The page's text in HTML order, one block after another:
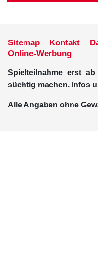
Sitemap Kontakt
Online-Werbung
Spielteilnahme erst
süchtig machen. Infos
Alle Angaben ohne